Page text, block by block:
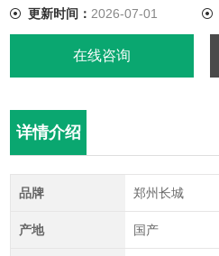
更新时间： 2026-07-01
在线咨询
详情介绍
品牌 郑州长城
产地 国产